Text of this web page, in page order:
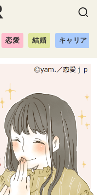
恋愛 結婚 キャリア